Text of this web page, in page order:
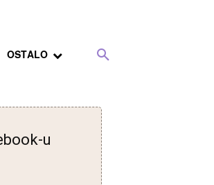
OSTALO
u